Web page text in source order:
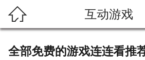
 互动游戏
全部免费的游戏连连看推